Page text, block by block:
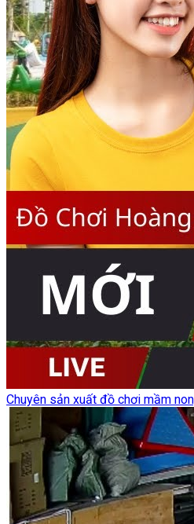
Chuyên sản xuất đồ chơi mầm